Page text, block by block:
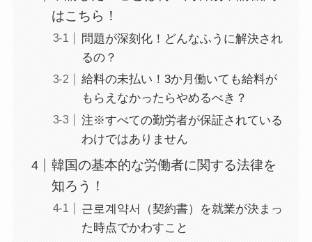
はこちら！
問題が深刻化！どんなふうに解決され
るの？
給料の未払い！3か月働いても給料が
もらえなかったらやめるべき？
注※すべての勤労者が保証されている
わけではありません
韓国の基本的な労働者に関する法律を
知ろう！
근로계약서（契約書）を就業が決まっ
た時点でかわすこと